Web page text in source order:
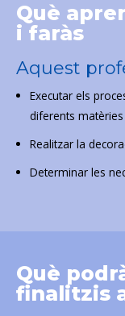
Què
i faràs
Aquest
Executar els
diferents
Realitzar la
Determinar les
Què
finalitzis